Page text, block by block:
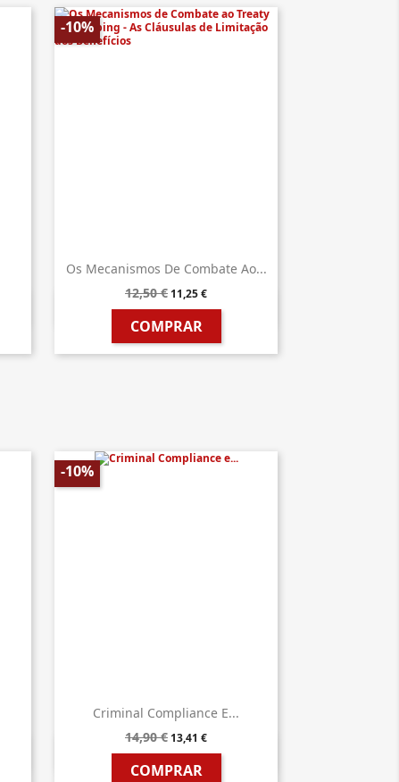
Os Mecanismos De Combate Ao...
12,50 € 11,25 €
COMPRAR
-10%
 Vista rápida
Criminal Compliance E...
14,90 € 13,41 €
COMPRAR
-10%
 Vista rápida